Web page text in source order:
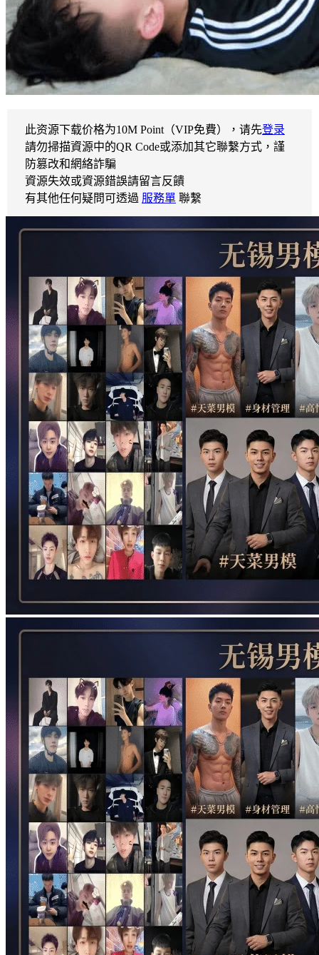
此资源下载价格为10M Point（VIP免費），请先登录
請勿掃描資源中的QR Code或添加其它聯繫方式，謹
防篡改和網絡詐騙
資源失效或資源錯誤請留言反饋
有其他任何疑問可透過 服務單 聯繫